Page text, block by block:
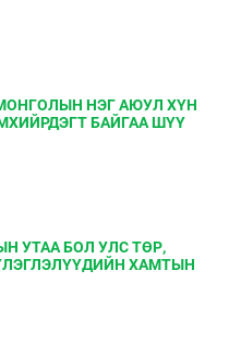
НЭГ АЮУЛ ХҮН
БАЙГАА ШҮҮ
УТАА БОЛ УЛС ТӨР,
ХАМТЫН